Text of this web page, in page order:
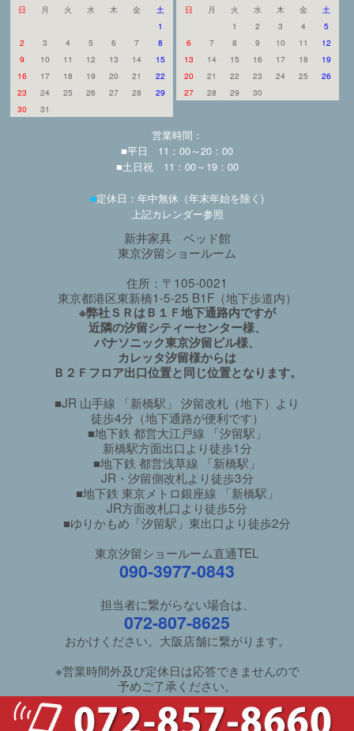
日
月 火 水 木 金
土
1
2
3 4 5 6 7
8
9
10 11 12 13 14
15
16
17 18 19 20 21
22
23
24 25 26 27 28
29
30
31
日
月 火 水 木 金
土
1
2 3 4
5
6
7 8 9 10 11
12
13
14 15 16 17 18
19
20
21 22 23 24 25
26
27
28 29 30
営業時間：
■平日 11：00～20：00
■土日祝 11：00～19：00
■定休日：年中無休（年末年始を除く)
上記カレンダー参照
新井家具 ベッド館
東京汐留ショールーム
住所：〒105-0021
東京都港区東新橋1-5-25 B1F（地下歩道内）
※弊社ＳＲはＢ１Ｆ地下通路内ですが
近隣の汐留シティーセンター様、
パナソニック東京汐留ビル様、
カレッタ汐留様からは
Ｂ２Ｆフロア出口位置と同じ位置となります。
■JR 山手線 「新橋駅」 汐留改札（地下）より
徒歩4分（地下通路が便利です）
■地下鉄 都営大江戸線 「汐留駅」
新橋駅方面出口より徒歩1分
■地下鉄 都営浅草線 「新橋駅」
JR・汐留側改札より徒歩3分
■地下鉄 東京メトロ銀座線 「新橋駅」
JR方面改札口より徒歩5分
■ゆりかもめ「汐留駅」東出口より徒歩2分
東京汐留ショールーム直通TEL
090-3977-0843
担当者に繋がらない場合は、
072-807-8625
おかけください。大阪店舗に繋がります。
※営業時間外及び定休日は応答できませんので
予めご了承ください。